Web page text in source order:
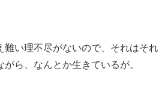
難い理不尽がないので、それはそれ
ら、なんとか生きているが。